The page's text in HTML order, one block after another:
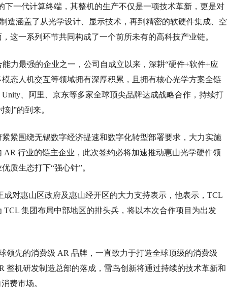
一代计算终端，其整机的生产不仅是一项技术革新，更是对
造涵盖了从光学设计、显示技术，再到精密的软硬件集成、空
这一系列环节共同构成了一个前所未有的高科技产业链。
力最强的企业之一，公司自成立以来，深耕“硬件+软件+应
态人机交互等领域拥有深厚积累，且拥有核心光学方案全链
、阿里、京东等多家全球顶尖品牌达成战略合作，持续打
”的到来。
紧围绕无锡数字经济提速和数字化转型部署要求，大力实施
行业的链主企业，此次签约必将加速推动惠山光学硬件领
质生态打下“强心针”。
对惠山区政府及惠山经开区的大力支持表示，他表示，TCL
集团布局中部地区的排头兵，将以本次合作项目为出发
领先的消费级 AR 品牌，一直致力于打造全球顶级的消费级
机研发制造总部的落成，雷鸟创新将通过持续的技术革新和
费市场。